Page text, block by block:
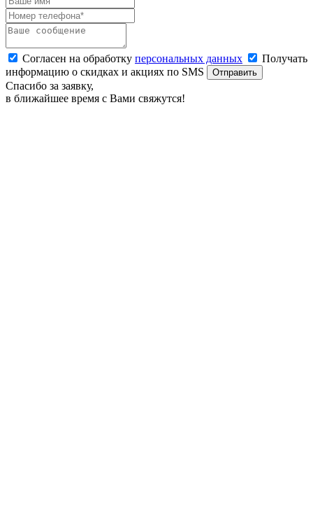
Согласен на обработку персональных данных
Получать
информацию о скидках и акциях по SMS
Отправить
Спасибо за заявку,
в ближайшее время с Вами свяжутся!